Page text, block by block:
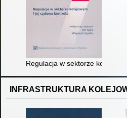
Regulacja w sektorze
INFRASTRUKTURA